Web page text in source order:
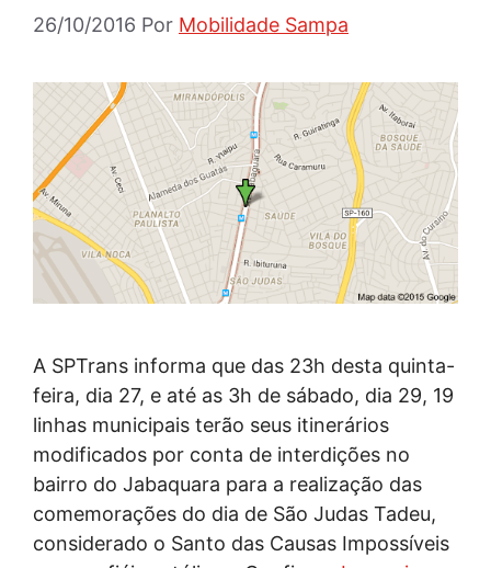
26/10/2016 Por Mobilidade Sampa
A SPTrans informa que das 23h desta quinta-
feira, dia 27, e até as 3h de sábado, dia 29, 19
linhas municipais terão seus itinerários
modificados por conta de interdições no
bairro do Jabaquara para a realização das
comemorações do dia de São Judas Tadeu,
considerado o Santo das Causas Impossíveis